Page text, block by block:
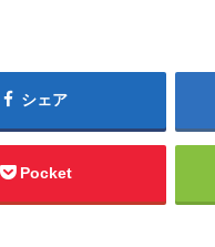
シェア
Pocket